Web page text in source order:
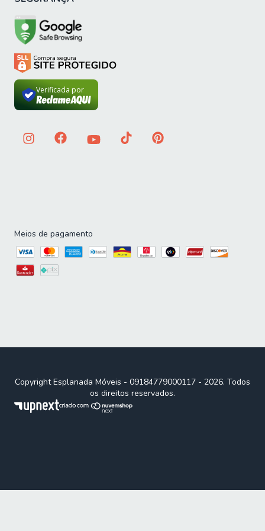
Importante sobre a entrega: A entrega é realizada até a
portaria ou porta de entrada do endereço indicado, desde
que o acesso seja permitido. Para locais com portaria, a
entrega será feita no piso térreo. Não realizamos
montagem, desmontagem, transporte por escadas ou
içamento. É responsabilidade do cliente verificar se as
dimensões do produto são compatíveis com portas,
elevadores e corredores. Evite imprevistos: confira todos
Verificada por
Meios de pagamento
Copyright Esplanada Móveis - 09184779000117 - 2026. Todos
os direitos reservados.